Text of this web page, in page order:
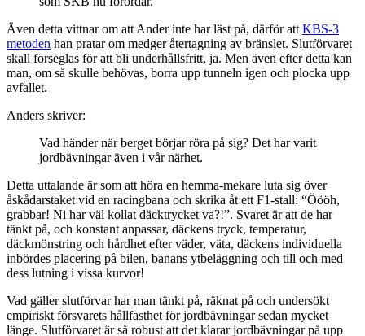
Även detta vittnar om att Ander inte har läst på, därför att KBS-3
metoden han pratar om medger återtagning av bränslet. Slutförvaret
skall förseglas för att bli underhållsfritt, ja. Men även efter detta kan
man, om så skulle behövas, borra upp tunneln igen och plocka upp
avfallet.
Anders skriver:
Vad händer när berget börjar röra på sig? Det har varit
jordbävningar även i vår närhet.
Detta uttalande är som att höra en hemma-mekare luta sig över
åskådarstaket vid en racingbana och skrika åt ett F1-stall: “Öööh,
grabbar! Ni har väl kollat däcktrycket va?!”. Svaret är att de har
tänkt på, och konstant anpassar, däckens tryck, temperatur,
däckmönstring och hårdhet efter väder, väta, däckens individuella
inbördes placering på bilen, banans ytbeläggning och till och med
dess lutning i vissa kurvor!
Vad gäller slutförvar har man tänkt på, räknat på och undersökt
empiriskt försvarets hållfasthet för jordbävningar sedan mycket
länge. Slutförvaret är så robust att det klarar jordbävningar på upp